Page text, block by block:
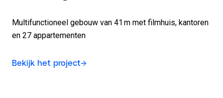
Multifunctioneel gebouw van 41 m met filmhuis, kantoren
en 27 appartementen
Bekijk het project